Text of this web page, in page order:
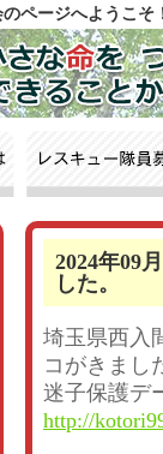
ページへようこそ
2024年09
した。
埼玉県西入
コがきまし
迷子保護デ
http://